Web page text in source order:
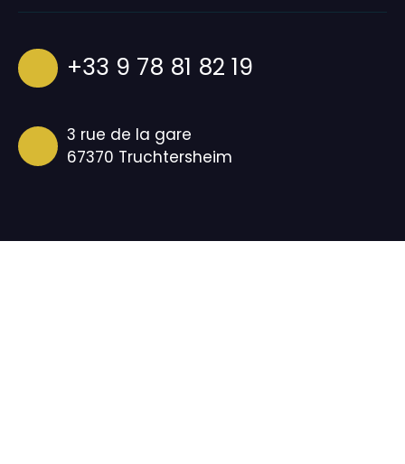
+33 9 78 81 82 19
3 rue de la gare
67370 Truchtersheim